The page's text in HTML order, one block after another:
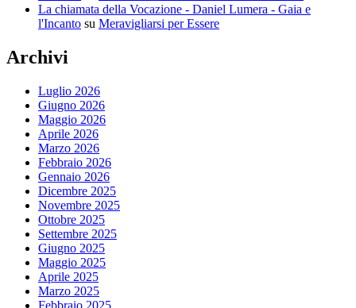
La chiamata della Vocazione - Daniel Lumera - Gaia e
l'Incanto su Meravigliarsi per Essere
Archivi
Luglio 2026
Giugno 2026
Maggio 2026
Aprile 2026
Marzo 2026
Febbraio 2026
Gennaio 2026
Dicembre 2025
Novembre 2025
Ottobre 2025
Settembre 2025
Giugno 2025
Maggio 2025
Aprile 2025
Marzo 2025
Febbraio 2025